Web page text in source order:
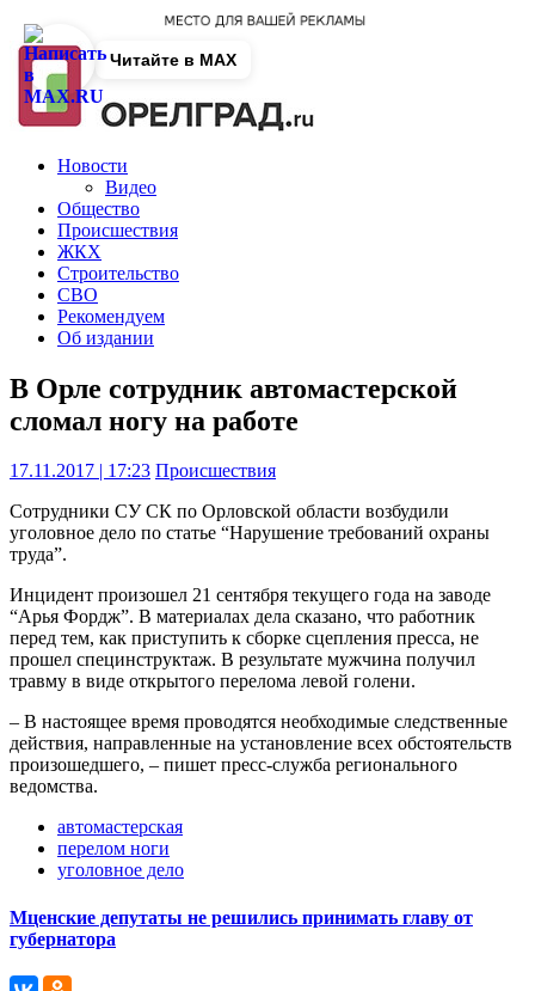
Новости
Видео
Общество
Происшествия
ЖКХ
Строительство
СВО
Рекомендуем
Об издании
В Орле сотрудник автомастерской
сломал ногу на работе
17.11.2017 | 17:23 Происшествия
Сотрудники СУ СК по Орловской области возбудили
уголовное дело по статье “Нарушение требований охраны
труда”.
Инцидент произошел 21 сентября текущего года на заводе
“Арья Фордж”. В материалах дела сказано, что работник
перед тем, как приступить к сборке сцепления пресса, не
прошел специнструктаж. В результате мужчина получил
травму в виде открытого перелома левой голени.
– В настоящее время проводятся необходимые следственные
действия, направленные на установление всех обстоятельств
произошедшего, – пишет пресс-служба регионального
ведомства.
автомастерская
перелом ноги
уголовное дело
Мценские депутаты не решились принимать главу от
губернатора
Читайте в MAX